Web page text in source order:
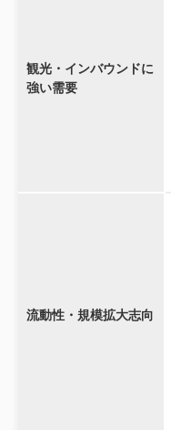
観光・インバウンドに
強い需要
流動性・規模拡大志向